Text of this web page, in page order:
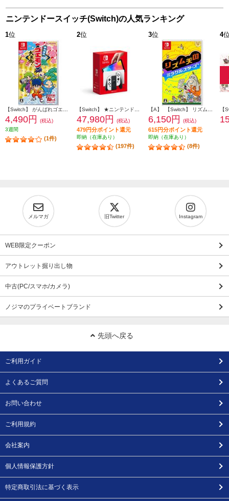
ニンテンドースイッチ(Switch)の人気ランキング
1位
4,490円
(税込)
3週間
(1件)
2位
47,980円 (税込)
479円分ポイント還元
即納（在庫あり）
(197件)
3位
6,150円 (税込)
615円分ポイント還元
即納（在庫あり）
(8件)
4
メルマガ 旧Twitter Instagram
WEB限定クーポン
アウトレット掘り出し物
中古(PC/スマホ/カメラ)
ノジマのプライベートブランド
先頭へ戻る
ご利用ガイド
よくあるご質問
お問い合わせ
ご利用規約
会社案内
個人情報保護方針
特定商取引法に基づく表示